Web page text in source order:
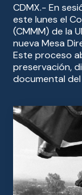
CDMX.- En
este lunes el
(CMMM) de la
nueva Mesa
Este proceso
preservación,
documental